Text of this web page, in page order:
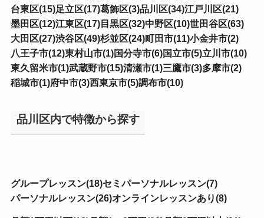
台東区(15)足立区(17)葛飾区(3)品川区(34)江戸川区(21)
墨田区(12)江東区(17)目黒区(32)中野区(10)世田谷区(63)
大田区(27)渋谷区(49)杉並区(24)町田市(11)小金井市(2)
八王子市(12)東村山市(1)国分寺市(6)国立市(5)立川市(10)
東久留米市(1)武蔵野市(15)清瀬市(1)三鷹市(3)多摩市(2)
稲城市(1)府中市(3)西東京市(5)調布市(10)
品川区内で特徴から探す
グループレッスン(18)セミパーソナルレッスン(7)
パーソナルレッスン(26)オンラインレッスンあり(8)